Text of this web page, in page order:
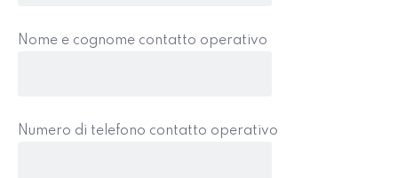
Nome e cognome contatto operativo
Numero di telefono contatto operativo